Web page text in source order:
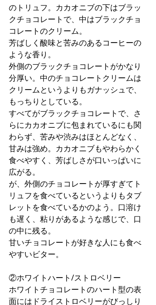
のトリュフ。カカオニブの下はブラッ
クチョコレートで、中はブラックチョ
コレートのクリーム。
芳ばしく酸味と苦みのあるコーヒーの
ような香り。
外側のブラックチョコレートがかなり
分厚い。中のチョコレートクリームは
クリームというよりもガナッシュで、
もっちりとしている。
すべてがブラックチョコレートで、さ
らにカカオニブに包まれているにも関
わらず、苦みや渋みはほとんどなく、
甘みは強め。カカオニブもやわらかく
食べやすく、芳ばしさが口いっぱいに
広がる。
が、外側のチョコレートが厚すぎてト
リュフを食べているというよりもタブ
レットを食べているかのよう。口溶け
も遅く、粘りがあるような感じで、口
の中に残る。
甘いチョコレートが好きな人にも食べ
やすいビター。
②ホワイトハート/ストロベリー
ホワイトチョコレートのハート型の表
面にはドライストロベリーがびっしり